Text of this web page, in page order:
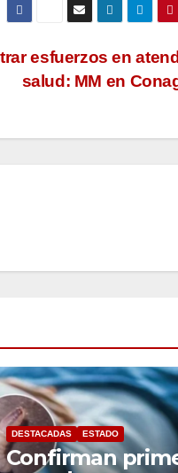
esfuerzos en
salud: MM en
DESTACADAS ESTADO
Confirman